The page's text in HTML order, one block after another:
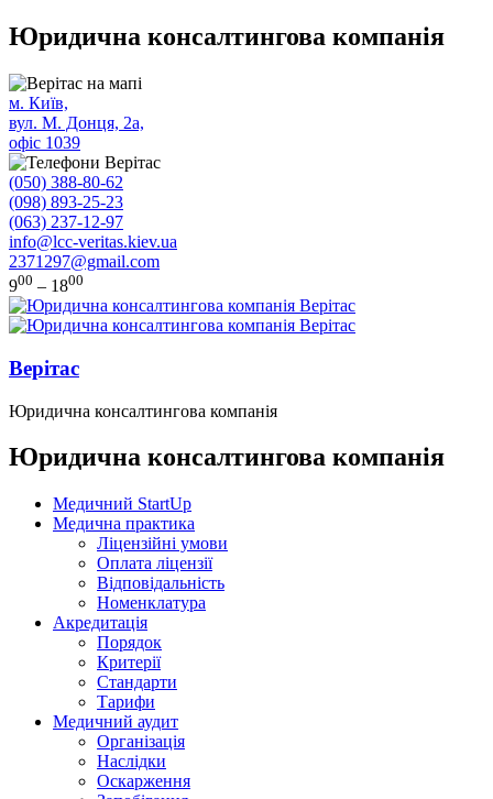
Юридична консалтингова компанія
м. Київ,
вул. М. Донця, 2а,
офіс 1039
(050) 388-80-62
(098) 893-25-23
(063) 237-12-97
info@lcc-veritas.kiev.ua
2371297@gmail.com
900 – 1800
Верітас
Юридична консалтингова компанія
Юридична консалтингова компанія
Медичний StartUp
Медична практика
Ліцензійні умови
Оплата ліцензії
Відповідальність
Номенклатура
Акредитація
Порядок
Критерії
Стандарти
Тарифи
Медичний аудит
Організація
Наслідки
Оскарження